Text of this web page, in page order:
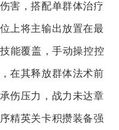
害，搭配单群体治疗
上将主输出放置在最
能覆盖，手动操控控
在其释放群体法术前
伤压力，战力未达章
精英关卡积攒装备强